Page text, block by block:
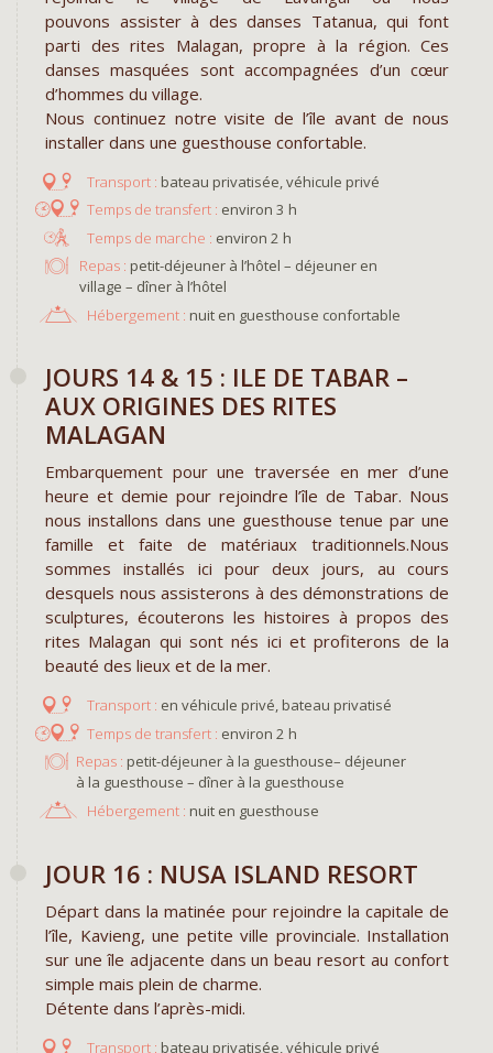
pouvons assister à des danses Tatanua, qui font
parti des rites Malagan, propre à la région. Ces
danses masquées sont accompagnées d’un cœur
d’hommes du village.
Nous continuez notre visite de l’île avant de nous
installer dans une guesthouse confortable.
bateau privatisée, véhicule privé
environ 3 h
environ 2 h
Repas : petit-déjeuner à l’hôtel – déjeuner en
village – dîner à l’hôtel
Hébergement : nuit en guesthouse confortable
JOURS 14 & 15 : ILE DE TABAR –
AUX ORIGINES DES RITES
MALAGAN
Embarquement pour une traversée en mer d’une
heure et demie pour rejoindre l’île de Tabar. Nous
nous installons dans une guesthouse tenue par une
famille et faite de matériaux traditionnels.Nous
sommes installés ici pour deux jours, au cours
desquels nous assisterons à des démonstrations de
sculptures, écouterons les histoires à propos des
rites Malagan qui sont nés ici et profiterons de la
beauté des lieux et de la mer.
en véhicule privé, bateau privatisé
environ 2 h
Repas : petit-déjeuner à la guesthouse– déjeuner
à la guesthouse – dîner à la guesthouse
Hébergement : nuit en guesthouse
JOUR 16 : NUSA ISLAND RESORT
Départ dans la matinée pour rejoindre la capitale de
l’île, Kavieng, une petite ville provinciale. Installation
sur une île adjacente dans un beau resort au confort
simple mais plein de charme.
Détente dans l’après-midi.
bateau privatisée, véhicule privé